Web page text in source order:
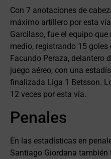
Con 7 anotaciones de
máximo artillero por esta
Garcilaso, fue el equipo
medio, registrando 15 goles
Facundo Peraza, delantero
juego aéreo, con una
finalizada Liga 1 Betsson.
12 veces por esta vía.
Penales
En las estadísticas en
Santiago Giordana también